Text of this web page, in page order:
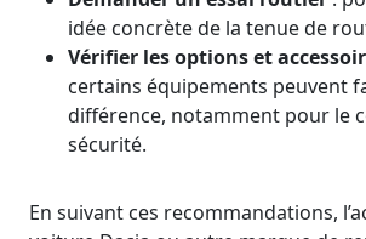
idée concrète de la tenue de
Vérifier les options et
certains équipements peuvent
différence, notamment pour le
sécurité.
En suivant ces recommandations,